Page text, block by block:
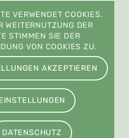
VERWENDET COOKIES.
WEITERNUTZUNG DER
STIMMEN SIE DER
VON COOKIES ZU.
AKZEPTIEREN
DATENSCHUTZ